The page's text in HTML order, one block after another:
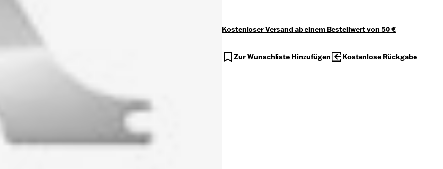
Kostenloser Versand ab einem Bestellwert von 50 €
Zur Wunschliste Hinzufügen Kostenlose Rückgabe